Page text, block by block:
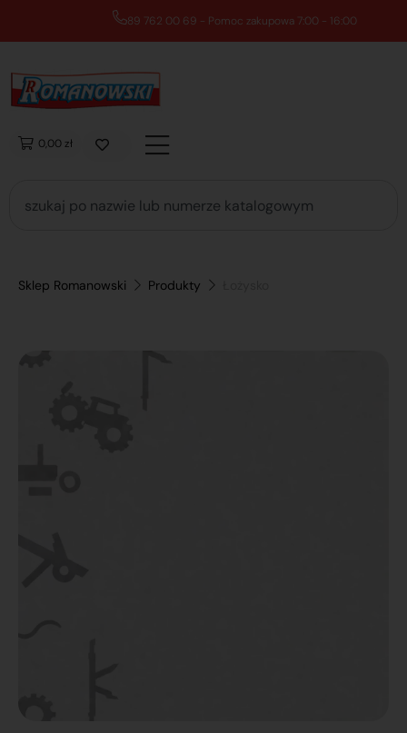
89 762 00 69 - Pomoc zakupowa 7:00 - 16:00
0,00 zł
Sklep Romanowski Produkty